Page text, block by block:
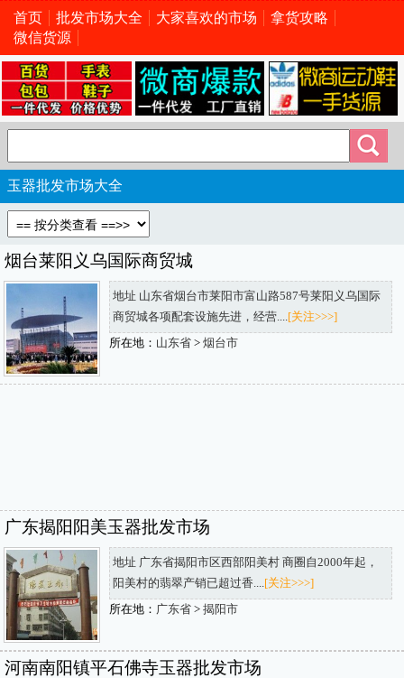
首页 批发市场大全 大家喜欢的市场
拿货攻略
微信货源
玉器批发市场大全
烟台莱阳义乌国际商贸城
地址 山东省烟台市莱阳市富山路587号莱阳义乌国际
商贸城各项配套设施先进，经营.... [关注>>>]
所在地： 山东省> 烟台市
广东揭阳阳美玉器批发市场
地址 广东省揭阳市区西部阳美村 商圈自2000年起，
阳美村的翡翠产销已超过香.... [关注>>>]
所在地： 广东省> 揭阳市
河南南阳镇平石佛寺玉器批发市场